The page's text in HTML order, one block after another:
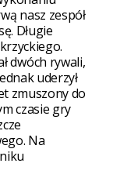
nasz zespół
Długie
dwóch rywali,
uderzył
zmuszony do
czasie gry
Na